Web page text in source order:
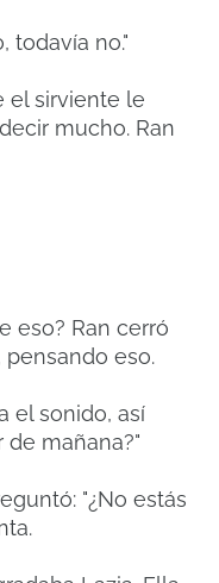
todavía no."
el sirviente le
mucho. Ran
eso? Ran cerró
eso.
el sonido, así
de mañana?"
"¿No estás